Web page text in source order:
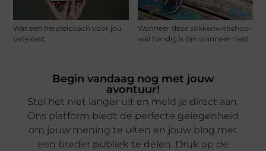
Wat een herstelcoach voor jou
betekent
Wanneer deze sokkenwebshop
wél handig is (en wanneer niet)
Begin vandaag nog met jouw
avontuur!
Stel het niet langer uit en meld je direct aan.
Ons platform biedt de perfecte gelegenheid
om jouw mening te uiten en jouw blog met
een breder publiek te delen. Druk op de